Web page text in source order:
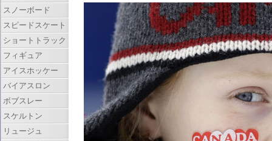
スノーボード
スピードスケート
ショートトラック
フィギュア
アイスホッケー
バイアスロン
ボブスレー
スケルトン
リュージュ